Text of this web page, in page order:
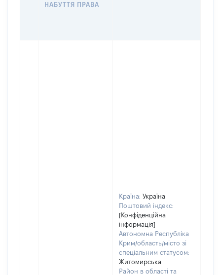
НАБУТТЯ ПРАВА
Країна: Україна
Поштовий індекс:
[Конфіденційна
інформація]
Автономна Республіка
Крим/область/місто зі
спеціальним статусом:
Житомирська
Район в області та